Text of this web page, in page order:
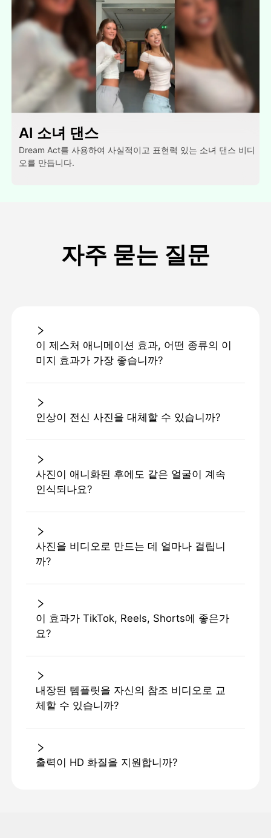
AI 소녀 댄스
Dream Act를 사용하여 사실적이고 표현력 있는 소녀 댄스 비디
오를 만듭니다.
자주 묻는 질문
이 제스처 애니메이션 효과, 어떤 종류의 이
미지 효과가 가장 좋습니까?
인상이 전신 사진을 대체할 수 있습니까?
사진이 애니화된 후에도 같은 얼굴이 계속
인식되나요?
사진을 비디오로 만드는 데 얼마나 걸립니
까?
이 효과가 TikTok, Reels, Shorts에 좋은가
요?
내장된 템플릿을 자신의 참조 비디오로 교
체할 수 있습니까?
출력이 HD 화질을 지원합니까?